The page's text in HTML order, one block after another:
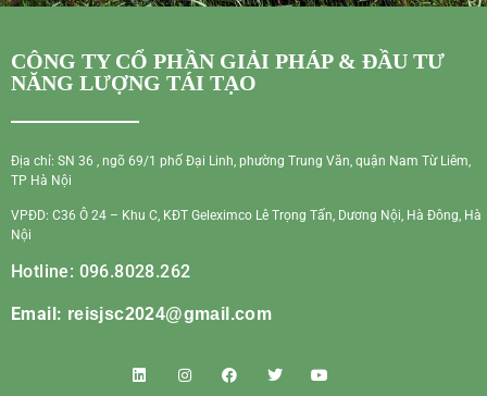
CÔNG TY CỔ PHẦN GIẢI PHÁP & ĐẦU TƯ
NĂNG LƯỢNG TÁI TẠO
Địa chỉ: SN 36 , ngõ 69/1 phố Đại Linh, phường Trung Văn, quận Nam Từ Liêm,
TP Hà Nội
VPĐD: C36 Ô 24 – Khu C, KĐT Geleximco Lê Trọng Tấn, Dương Nội, Hà Đông, Hà
Nội
Hotline: 096.8028.262
Email: reisjsc2024@gmail.com